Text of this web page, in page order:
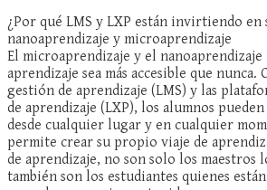
¿Por qué LMS y LXP están invirtiendo en
nanoaprendizaje y microaprendizaje
El microaprendizaje y el nanoaprendizaje
aprendizaje sea más accesible que nunca.
gestión de aprendizaje (LMS) y las
de aprendizaje (LXP), los alumnos
desde cualquier lugar y en cualquier
permite crear su propio viaje de
de aprendizaje, no son solo los maestros
también son los estudiantes quienes